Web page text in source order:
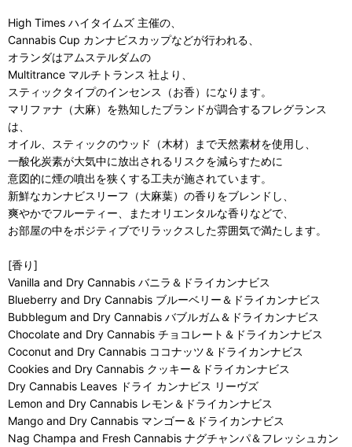
High Times ハイタイムズ 主催の、
Cannabis Cup カンナビスカップなどが行われる、
オランダはアムステルダムの
Multitrance マルチトランス 社より、
スティックタイプのインセンス（お香）になります。
マリファナ（大麻）を熟知したブランドが調合するフレグランス
は、
オイル、スティックのウッド（木材）まで天然素材を使用し、
一酸化炭素が大気中に放出されるリスクを減らすために
意図的に煙の噴出を狭くする工夫が施されています。
新鮮なカンナビスリーフ（大麻葉）の香りをブレンドし、
爽やかでフルーティー、またオリエンタルな香りなどで、
お部屋の中をポジティブでリラックスした雰囲気で満たします。
[香り]
Vanilla and Dry Cannabis バニラ＆ドライカンナビス
Blueberry and Dry Cannabis ブルーベリー＆ドライカンナビス
Bubblegum and Dry Cannabis バブルガム＆ドライカンナビス
Chocolate and Dry Cannabis チョコレート＆ドライカンナビス
Coconut and Dry Cannabis ココナッツ＆ドライカンナビス
Cookies and Dry Cannabis クッキー＆ドライカンナビス
Dry Cannabis Leaves ドライ カンナビス リーヴズ
Lemon and Dry Cannabis レモン＆ドライカンナビス
Mango and Dry Cannabis マンゴー＆ドライカンナビス
Nag Champa and Fresh Cannabis ナグチャンパ＆フレッシュカン